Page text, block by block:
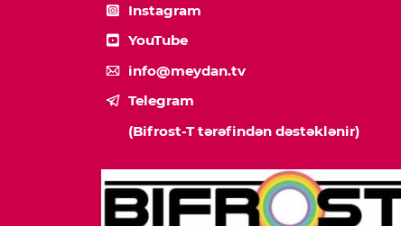
Instagram
YouTube
info@meydan.tv
Telegram
(Bifrost-T tərəfindən dəstəklənir)